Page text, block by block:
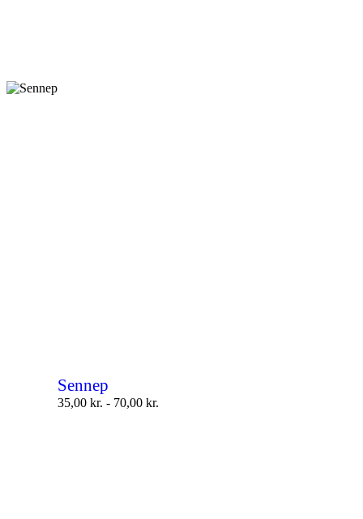
Sennep
35,00 kr. - 70,00 kr.